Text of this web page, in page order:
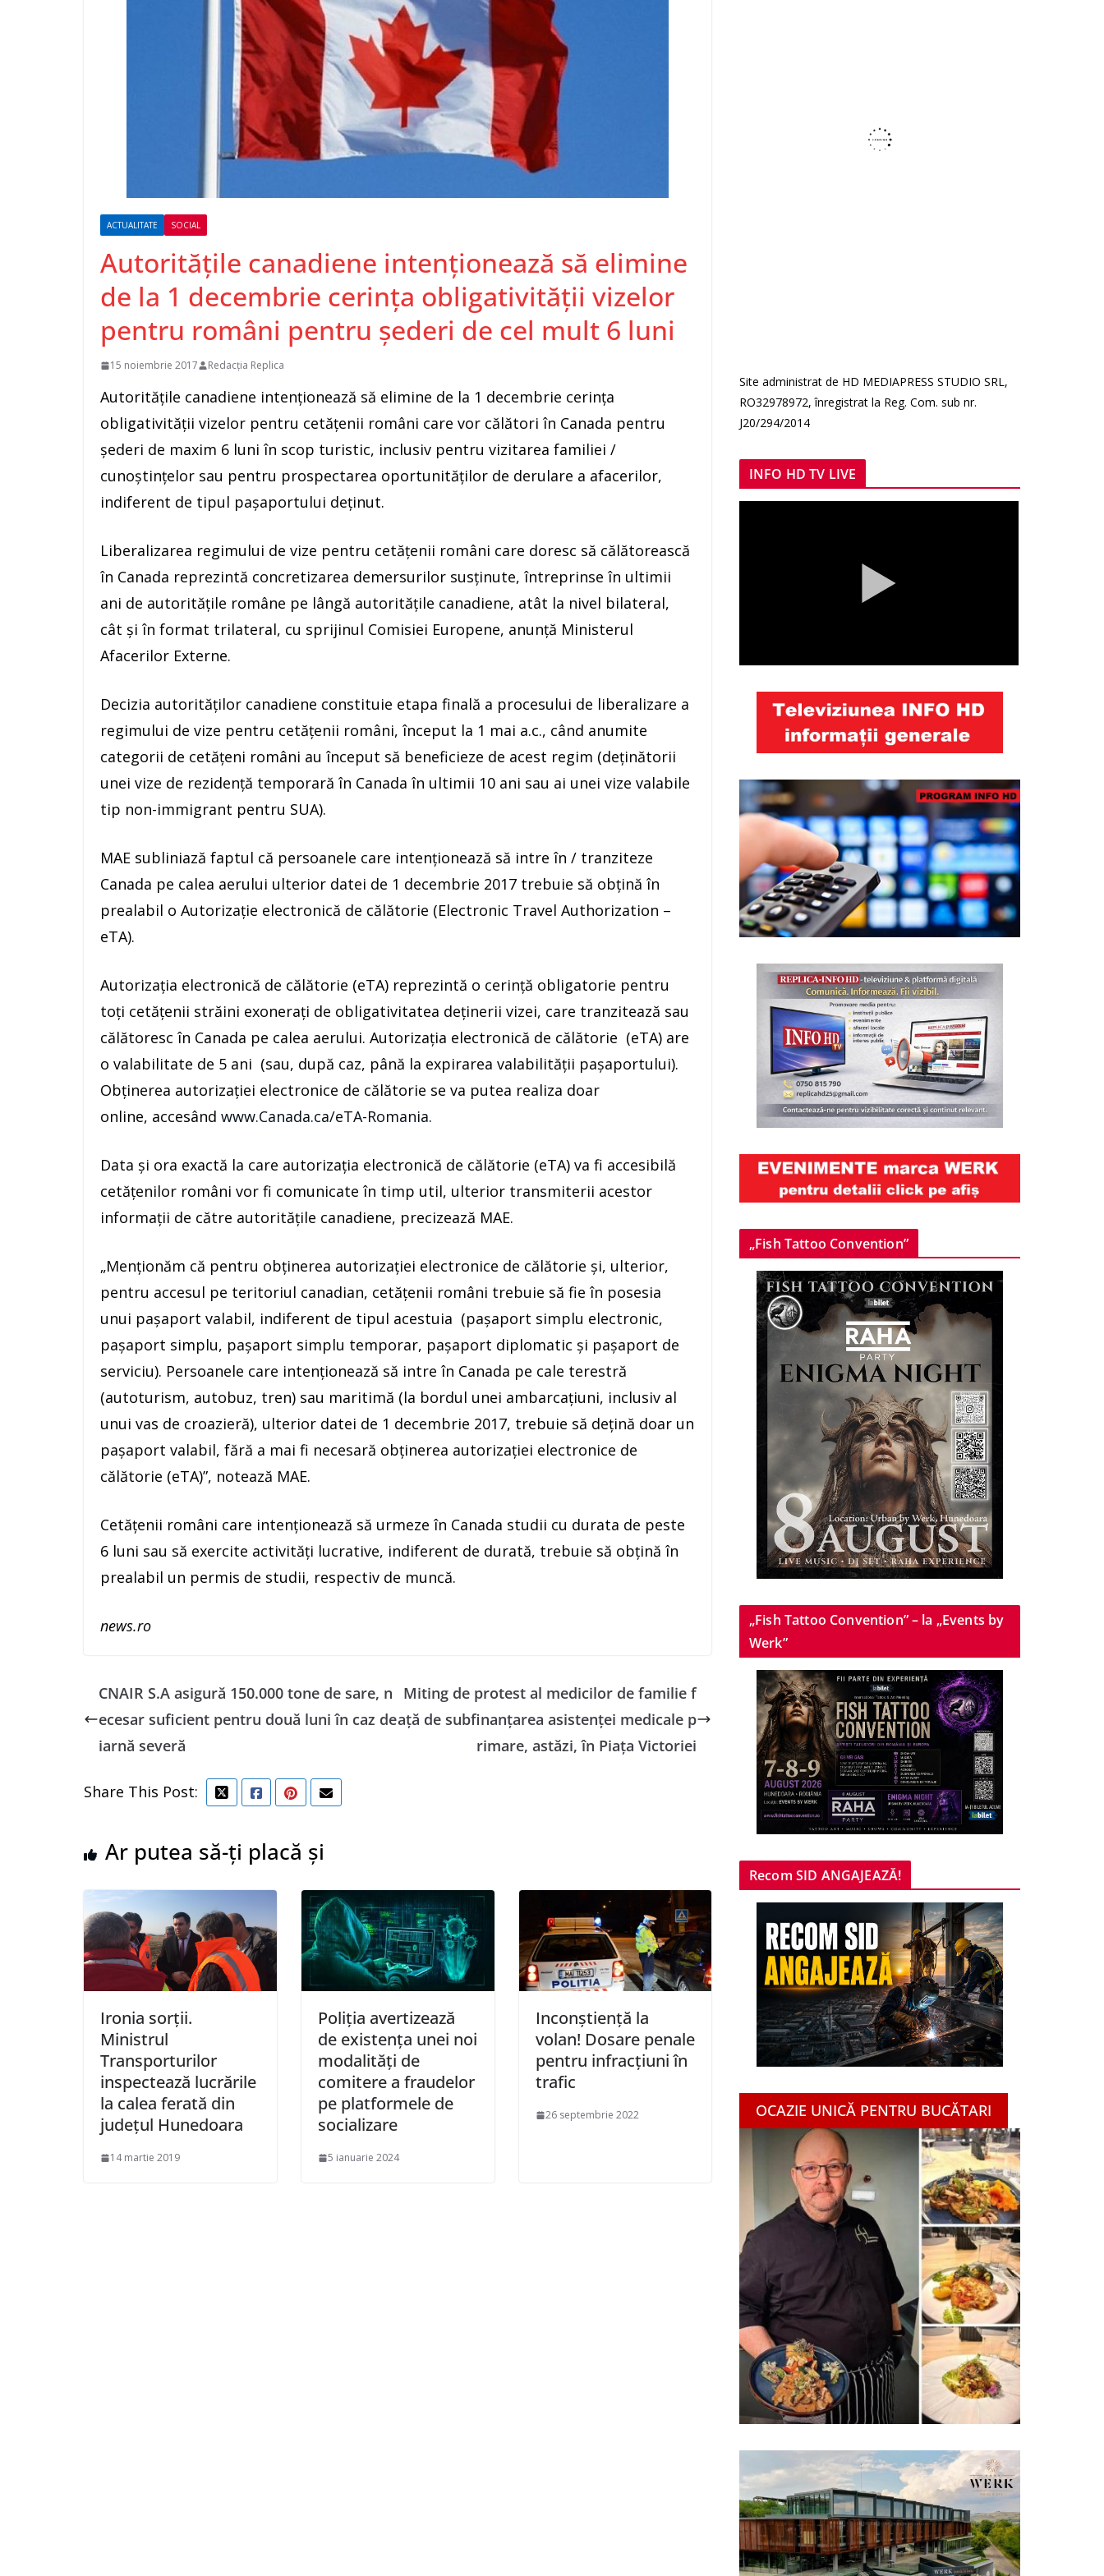
ACTUALITATE SOCIAL
Autorităţile canadiene intenţionează să elimine
de la 1 decembrie cerinţa obligativităţii vizelor
pentru români pentru şederi de cel mult 6 luni
15 noiembrie 2017 Redacția Replica
Autorităţile canadiene intenţionează să elimine de la 1 decembrie cerinţa
obligativităţii vizelor pentru cetăţenii români care vor călători în Canada pentru
şederi de maxim 6 luni în scop turistic, inclusiv pentru vizitarea familiei /
cunoştinţelor sau pentru prospectarea oportunităţilor de derulare a afacerilor,
indiferent de tipul paşaportului deţinut.
Liberalizarea regimului de vize pentru cetăţenii români care doresc să călătorească
în Canada reprezintă concretizarea demersurilor susţinute, întreprinse în ultimii
ani de autorităţile române pe lângă autorităţile canadiene, atât la nivel bilateral,
cât şi în format trilateral, cu sprijinul Comisiei Europene, anunţă Ministerul
Afacerilor Externe.
Decizia autorităţilor canadiene constituie etapa finală a procesului de liberalizare a
regimului de vize pentru cetăţenii români, început la 1 mai a.c., când anumite
categorii de cetăţeni români au început să beneficieze de acest regim (deţinătorii
unei vize de rezidenţă temporară în Canada în ultimii 10 ani sau ai unei vize valabile
tip non-immigrant pentru SUA).
MAE subliniază faptul că persoanele care intenţionează să intre în / tranziteze
Canada pe calea aerului ulterior datei de 1 decembrie 2017 trebuie să obţină în
prealabil o Autorizaţie electronică de călătorie (Electronic Travel Authorization –
eTA).
Autorizaţia electronică de călătorie (eTA) reprezintă o cerinţă obligatorie pentru
toţi cetăţenii străini exoneraţi de obligativitatea deţinerii vizei, care tranzitează sau
călătoresc în Canada pe calea aerului. Autorizaţia electronică de călătorie (eTA) are
o valabilitate de 5 ani (sau, după caz, până la expirarea valabilităţii paşaportului).
Obţinerea autorizaţiei electronice de călătorie se va putea realiza doar
online, accesând www.Canada.ca/eTA-Romania.
Data şi ora exactă la care autorizaţia electronică de călătorie (eTA) va fi accesibilă
cetăţenilor români vor fi comunicate în timp util, ulterior transmiterii acestor
informaţii de către autorităţile canadiene, precizează MAE.
„Menţionăm că pentru obţinerea autorizaţiei electronice de călătorie şi, ulterior,
pentru accesul pe teritoriul canadian, cetăţenii români trebuie să fie în posesia
unui paşaport valabil, indiferent de tipul acestuia (paşaport simplu electronic,
paşaport simplu, paşaport simplu temporar, paşaport diplomatic şi paşaport de
serviciu). Persoanele care intenţionează să intre în Canada pe cale terestră
(autoturism, autobuz, tren) sau maritimă (la bordul unei ambarcaţiuni, inclusiv al
unui vas de croazieră), ulterior datei de 1 decembrie 2017, trebuie să deţină doar un
paşaport valabil, fără a mai fi necesară obţinerea autorizaţiei electronice de
călătorie (eTA)”, notează MAE.
Cetăţenii români care intenţionează să urmeze în Canada studii cu durata de peste
6 luni sau să exercite activităţi lucrative, indiferent de durată, trebuie să obţină în
prealabil un permis de studii, respectiv de muncă.
news.ro
CNAIR S.A asigură 150.000 tone de sare, n
ecesar suficient pentru două luni în caz de
iarnă severă
Miting de protest al medicilor de familie f
aţă de subfinanţarea asistenţei medicale p
rimare, astăzi, în Piaţa Victoriei
Share This Post:
Ar putea să-ți placă și
Ironia sorții.
Ministrul
Transporturilor
inspectează lucrările
la calea ferată din
județul Hunedoara
14 martie 2019
Poliția avertizează
de existența unei noi
modalități de
comitere a fraudelor
pe platformele de
socializare
5 ianuarie 2024
Inconștiență la
volan! Dosare penale
pentru infracțiuni în
trafic
26 septembrie 2022
Site administrat de HD MEDIAPRESS STUDIO SRL,
RO32978972, înregistrat la Reg. Com. sub nr.
J20/294/2014
INFO HD TV LIVE
„Fish Tattoo Convention”
„Fish Tattoo Convention” – la „Events by
Werk”
Recom SID ANGAJEAZĂ!
OCAZIE UNICĂ PENTRU BUCĂTARI